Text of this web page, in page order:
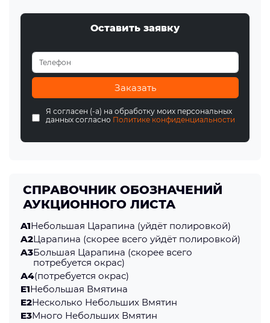
Оставить заявку
Заказать
Я согласен (-а) на обработку моих персональных
данных согласно Политике конфиденциальности
СПРАВОЧНИК ОБОЗНАЧЕНИЙ
АУКЦИОННОГО ЛИСТА
A1Небольшая Царапина (уйдёт полировкой)
A2Царапина (скорее всего уйдёт полировкой)
A3Большая Царапина (скорее всего
потребуется окрас)
А4(потребуется окрас)
E1Небольшая Вмятина
E2Несколько Небольших Вмятин
E3Много Небольших Вмятин